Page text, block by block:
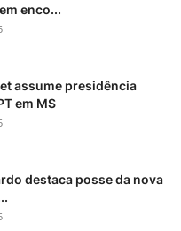
enco...
assume presidência
em MS
destaca posse da nova